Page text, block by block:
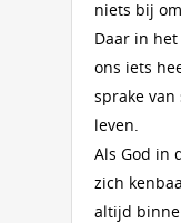
niets bij
Daar in
ons iets
sprake
leven.
Als God in
zich
altijd